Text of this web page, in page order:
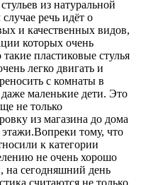
из натуральной
речь идёт о
и качественных видов,
которых очень
пластиковые стулья
легко двигать и
с комнаты в
маленькие дети. Это
не только
из магазина до дома
тому, что
к категории
не очень хорошо
на сегодняшний день
считаются не только